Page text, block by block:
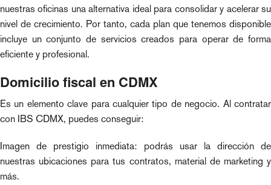
nuestras oficinas una alternativa ideal para consolidar y acelerar su
nivel de crecimiento. Por tanto, cada plan que tenemos disponible
incluye un conjunto de servicios creados para operar de forma
eficiente y profesional.
Domicilio fiscal en CDMX
Es un elemento clave para cualquier tipo de negocio. Al contratar
con IBS CDMX, puedes conseguir:
Imagen de prestigio inmediata: podrás usar la dirección de
nuestras ubicaciones para tus contratos, material de marketing y
más.